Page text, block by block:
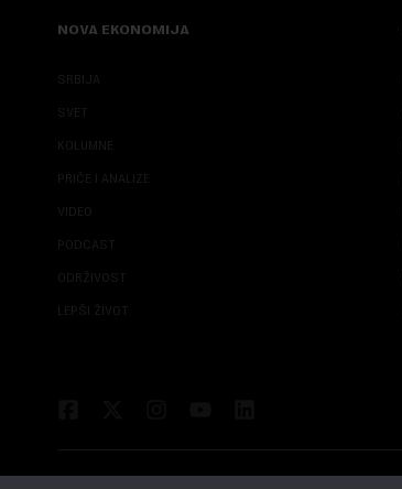
NOVA EKONOMIJA
SRBIJA
SVET
KOLUMNE
PRIČE I ANALIZE
VIDEO
PODCAST
ODRŽIVOST
LEPŠI ŽIVOT